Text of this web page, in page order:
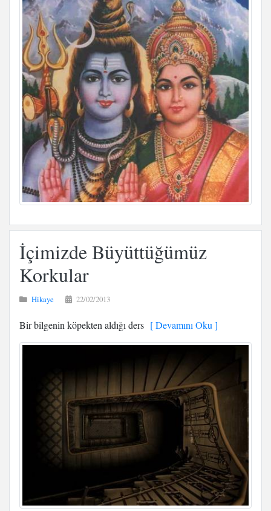
İçimizde Büyüttüğümüz
Korkular
Hikaye 22/02/2013
Bir bilgenin köpekten aldığı ders [ Devamını Oku ]